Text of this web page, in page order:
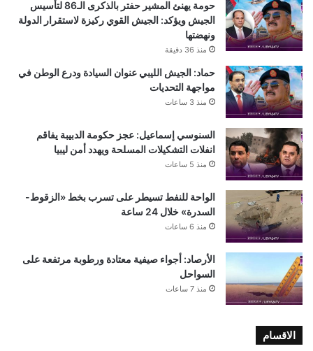
حومة يهنئ المشير حفتر بالذكرى الـ86 لتأسيس
الجيش ويؤكد: الجيش القوي ركيزة لاستقرار الدولة
ونهضتها
منذ 36 دقيقة
حماد: الجيش الليبي عنوان السيادة ودرع الوطن في
مواجهة التحديات
منذ 3 ساعات
السنوسي إسماعيل: عجز حكومة الدبيبة يفاقم
انفلات التشكيلات المسلحة ويهدد أمن ليبيا
منذ 5 ساعات
الواحة للنفط تسيطر على تسرب بخط «الزقوط-
السدرة» خلال 24 ساعة
منذ 6 ساعات
الأرصاد: أجواء صيفية معتادة ورطوبة مرتفعة على
السواحل
منذ 7 ساعات
الاقسام